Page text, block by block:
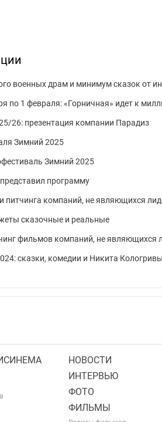
военных драм и минимум сказок от
по 1 февраля: «Горничная» идет к
26: презентация компании Парадиз
Зимний 2025
Зимний 2025
программу
питчинга компаний, не являющихся
сказочные и реальные
фильмов компаний, не являющихся
сказки, комедии и Никита
НОВОСТИ
ИНТЕРВЬЮ
ФОТО
ФИЛЬМЫ